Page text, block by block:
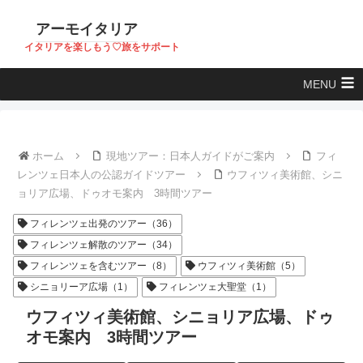
アーモイタリア
イタリアを楽しもう♡旅をサポート
MENU
ホーム 現地ツアー：日本人ガイドがご案内
フィ
レンツェ日本人の公認ガイドツアー
ウフィツィ美術館、シニ
ョリア広場、ドゥオモ案内 3時間ツアー
フィレンツェ出発のツアー（36）
フィレンツェ解散のツアー（34）
フィレンツェを含むツアー（8）
ウフィツィ美術館（5）
シニョリーア広場（1）
フィレンツェ大聖堂（1）
ウフィツィ美術館、シニョリア広場、ドゥ
オモ案内 3時間ツアー